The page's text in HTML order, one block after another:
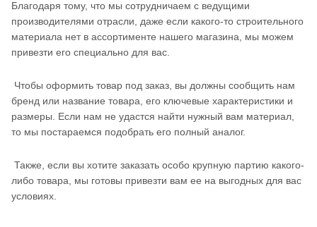
Благодаря тому, что мы сотрудничаем с ведущими
производителями отрасли, даже если какого-то строительного
материала нет в ассортименте нашего магазина, мы можем
привезти его специально для вас.
Чтобы оформить товар под заказ, вы должны сообщить нам
бренд или название товара, его ключевые характеристики и
размеры. Если нам не удастся найти нужный вам материал,
то мы постараемся подобрать его полный аналог.
Также, если вы хотите заказать особо крупную партию какого-
либо товара, мы готовы привезти вам ее на выгодных для вас
условиях.